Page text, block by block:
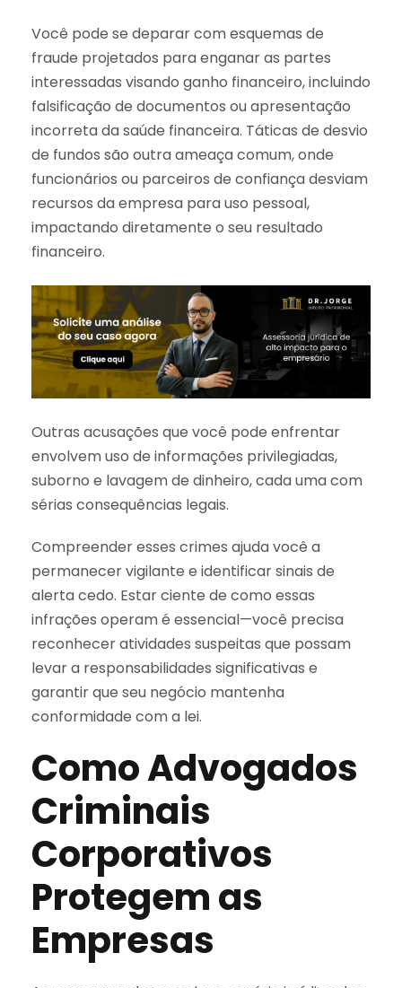
Você pode se deparar com esquemas de
fraude projetados para enganar as partes
interessadas visando ganho financeiro, incluindo
falsificação de documentos ou apresentação
incorreta da saúde financeira. Táticas de desvio
de fundos são outra ameaça comum, onde
funcionários ou parceiros de confiança desviam
recursos da empresa para uso pessoal,
impactando diretamente o seu resultado
financeiro.
Outras acusações que você pode enfrentar
envolvem uso de informações privilegiadas,
suborno e lavagem de dinheiro, cada uma com
sérias consequências legais.
Compreender esses crimes ajuda você a
permanecer vigilante e identificar sinais de
alerta cedo. Estar ciente de como essas
infrações operam é essencial—você precisa
reconhecer atividades suspeitas que possam
levar a responsabilidades significativas e
garantir que seu negócio mantenha
conformidade com a lei.
Como Advogados
Criminais
Corporativos
Protegem as
Empresas